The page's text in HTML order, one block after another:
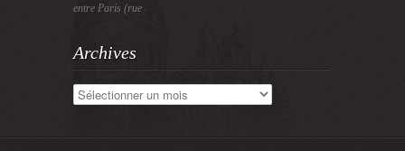
entre Paris (rue
Archives
Archives